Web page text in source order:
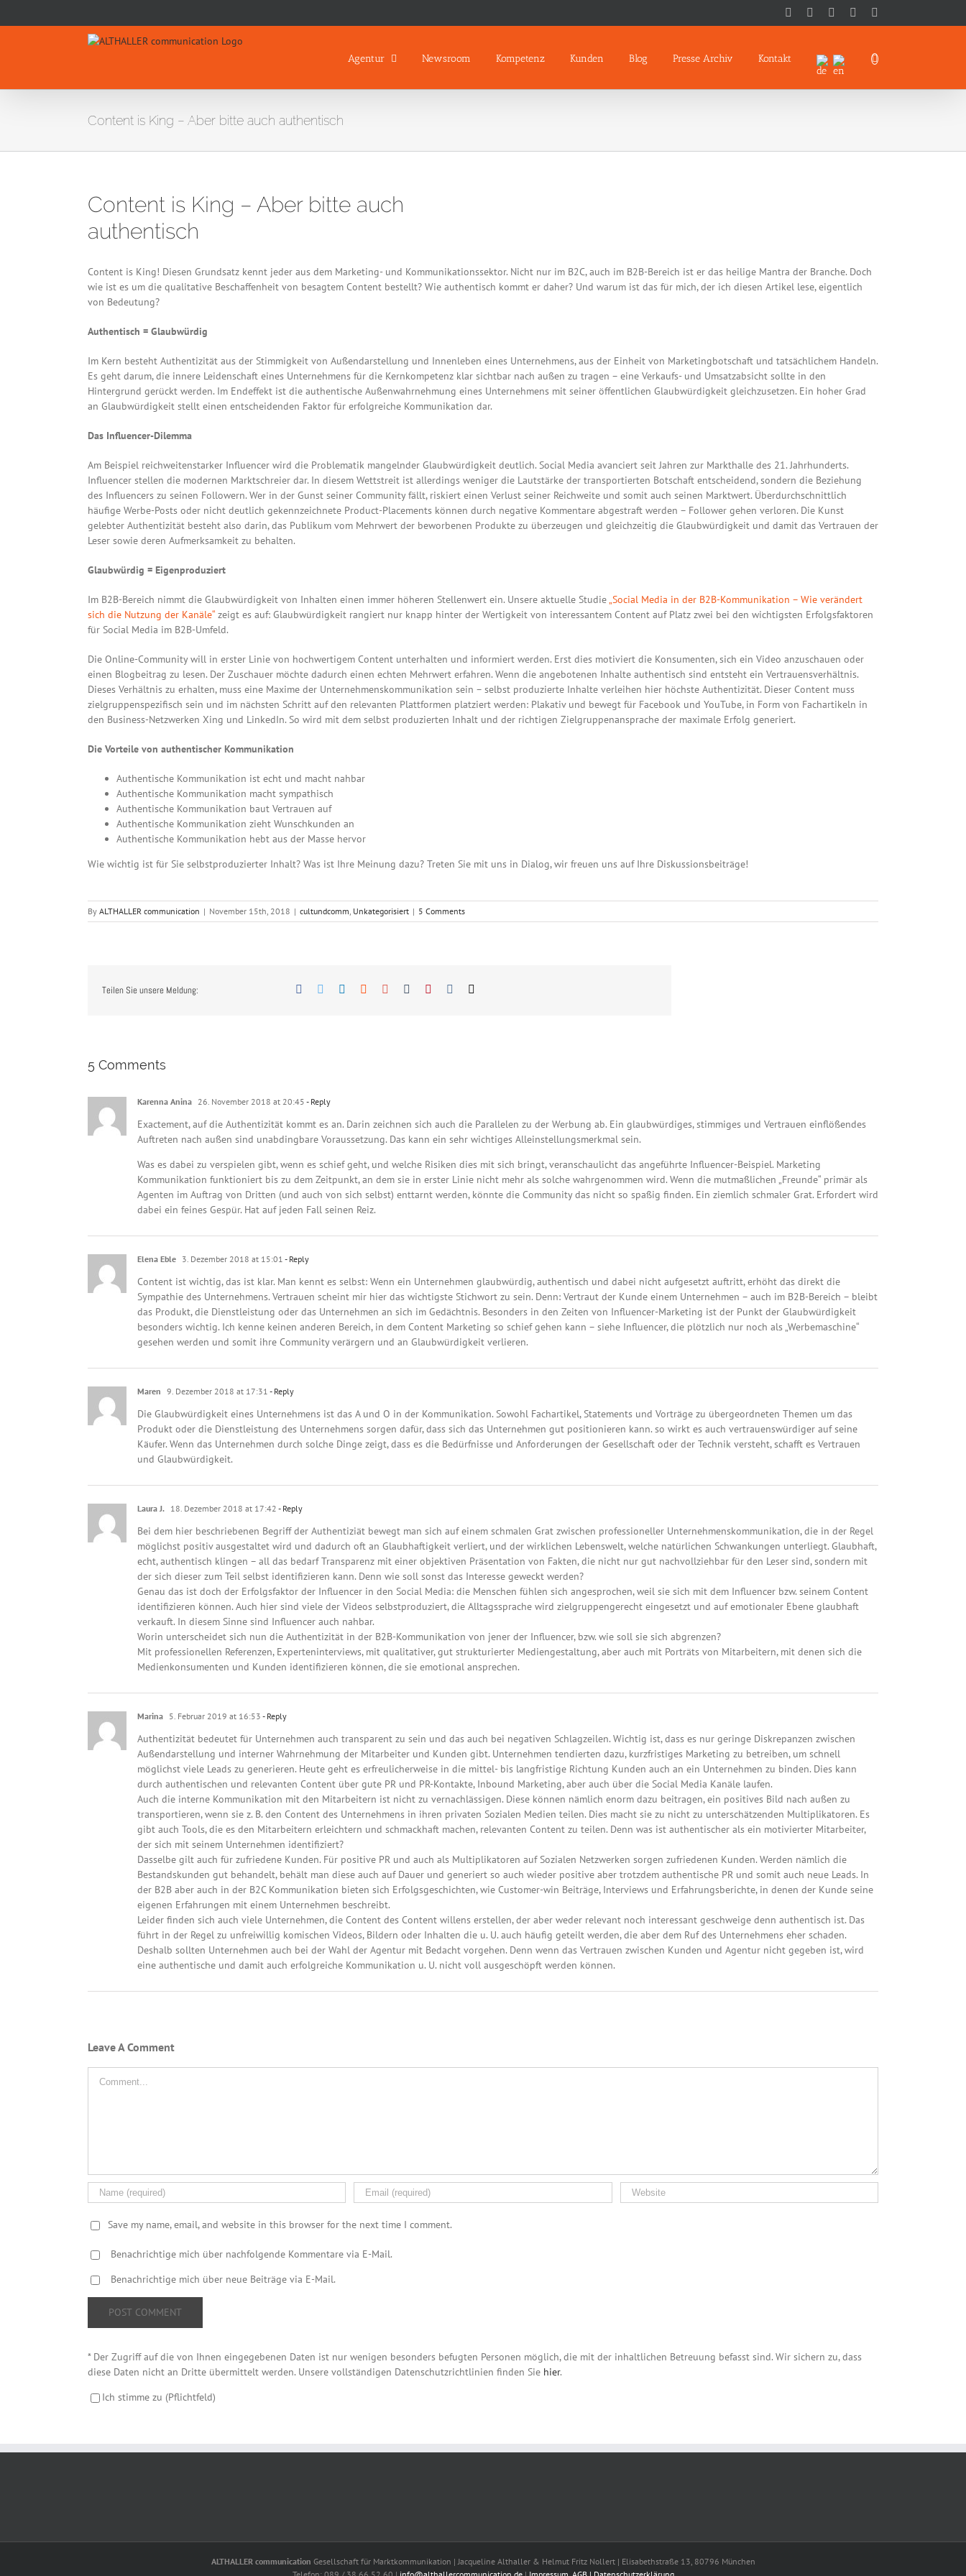
Facebook
TwitterXing LinkedIn
Agentur Newsroom Kompetenz Kunden Blog Presse Archiv Kontakt
Content is King – Aber bitte auch authentisch
Content is King – Aber bitte auch
authentisch
Content is King! Diesen Grundsatz kennt jeder aus dem Marketing- und Kommunikationssektor. Nicht nur im B2C, auch im B2B-Bereich ist er das heilige Mantra der Branche. Doch
wie ist es um die qualitative Beschaffenheit von besagtem Content bestellt? Wie authentisch kommt er daher? Und warum ist das für mich, der ich diesen Artikel lese, eigentlich
von Bedeutung?
Authentisch = Glaubwürdig
Im Kern besteht Authentizität aus der Stimmigkeit von Außendarstellung und Innenleben eines Unternehmens, aus der Einheit von Marketingbotschaft und tatsächlichem Handeln.
Es geht darum, die innere Leidenschaft eines Unternehmens für die Kernkompetenz klar sichtbar nach außen zu tragen – eine Verkaufs- und Umsatzabsicht sollte in den
Hintergrund gerückt werden. Im Endeffekt ist die authentische Außenwahrnehmung eines Unternehmens mit seiner öffentlichen Glaubwürdigkeit gleichzusetzen. Ein hoher Grad
an Glaubwürdigkeit stellt einen entscheidenden Faktor für erfolgreiche Kommunikation dar.
Das Influencer-Dilemma
Am Beispiel reichweitenstarker Influencer wird die Problematik mangelnder Glaubwürdigkeit deutlich. Social Media avanciert seit Jahren zur Markthalle des 21. Jahrhunderts.
Influencer stellen die modernen Marktschreier dar. In diesem Wettstreit ist allerdings weniger die Lautstärke der transportierten Botschaft entscheidend, sondern die Beziehung
des Influencers zu seinen Followern. Wer in der Gunst seiner Community fällt, riskiert einen Verlust seiner Reichweite und somit auch seinen Marktwert. Überdurchschnittlich
häufige Werbe-Posts oder nicht deutlich gekennzeichnete Product-Placements können durch negative Kommentare abgestraft werden – Follower gehen verloren. Die Kunst
gelebter Authentizität besteht also darin, das Publikum vom Mehrwert der beworbenen Produkte zu überzeugen und gleichzeitig die Glaubwürdigkeit und damit das Vertrauen der
Leser sowie deren Aufmerksamkeit zu behalten.
Glaubwürdig = Eigenproduziert
Im B2B-Bereich nimmt die Glaubwürdigkeit von Inhalten einen immer höheren Stellenwert ein. Unsere aktuelle Studie„Social Media in der B2B-Kommunikation – Wie verändert
sich die Nutzung der Kanäle“ zeigt es auf: Glaubwürdigkeit rangiert nur knapp hinter der Wertigkeit von interessantem Content auf Platz zwei bei den wichtigsten Erfolgsfaktoren
für Social Media im B2B-Umfeld.
Die Online-Community will in erster Linie von hochwertigem Content unterhalten und informiert werden. Erst dies motiviert die Konsumenten, sich ein Video anzuschauen oder
einen Blogbeitrag zu lesen. Der Zuschauer möchte dadurch einen echten Mehrwert erfahren. Wenn die angebotenen Inhalte authentisch sind entsteht ein Vertrauensverhältnis.
Dieses Verhältnis zu erhalten, muss eine Maxime der Unternehmenskommunikation sein – selbst produzierte Inhalte verleihen hier höchste Authentizität. Dieser Content muss
zielgruppenspezifisch sein und im nächsten Schritt auf den relevanten Plattformen platziert werden: Plakativ und bewegt für Facebook und YouTube, in Form von Fachartikeln in
den Business-Netzwerken Xing und LinkedIn. So wird mit dem selbst produzierten Inhalt und der richtigen Zielgruppenansprache der maximale Erfolg generiert.
Die Vorteile von authentischer Kommunikation
Authentische Kommunikation ist echt und macht nahbar
Authentische Kommunikation macht sympathisch
Authentische Kommunikation baut Vertrauen auf
Authentische Kommunikation zieht Wunschkunden an
Authentische Kommunikation hebt aus der Masse hervor
Wie wichtig ist für Sie selbstproduzierter Inhalt? Was ist Ihre Meinung dazu? Treten Sie mit uns in Dialog, wir freuen uns auf Ihre Diskussionsbeiträge!
By ALTHALLER communication | November 15th, 2018 | cultundcomm, Unkategorisiert | 5 Comments
Teilen Sie unsere Meldung: Facebook
TwitterLinkedin
Reddit Googleplus
TumblrPinterest
5 Comments
Karenna Anina 26. November 2018 at 20:45 - Reply
Exactement, auf die Authentizität kommt es an. Darin zeichnen sich auch die Parallelen zu der Werbung ab. Ein glaubwürdiges, stimmiges und Vertrauen einflößendes
Auftreten nach außen sind unabdingbare Voraussetzung. Das kann ein sehr wichtiges Alleinstellungsmerkmal sein.
Was es dabei zu verspielen gibt, wenn es schief geht, und welche Risiken dies mit sich bringt, veranschaulicht das angeführte Influencer-Beispiel. Marketing
Kommunikation funktioniert bis zu dem Zeitpunkt, an dem sie in erster Linie nicht mehr als solche wahrgenommen wird. Wenn die mutmaßlichen „Freunde“ primär als
Agenten im Auftrag von Dritten (und auch von sich selbst) enttarnt werden, könnte die Community das nicht so spaßig finden. Ein ziemlich schmaler Grat. Erfordert wird
dabei ein feines Gespür. Hat auf jeden Fall seinen Reiz.
Elena Eble 3. Dezember 2018 at 15:01 - Reply
Content ist wichtig, das ist klar. Man kennt es selbst: Wenn ein Unternehmen glaubwürdig, authentisch und dabei nicht aufgesetzt auftritt, erhöht das direkt die
Sympathie des Unternehmens. Vertrauen scheint mir hier das wichtigste Stichwort zu sein. Denn: Vertraut der Kunde einem Unternehmen – auch im B2B-Bereich – bleibt
das Produkt, die Dienstleistung oder das Unternehmen an sich im Gedächtnis. Besonders in den Zeiten von Influencer-Marketing ist der Punkt der Glaubwürdigkeit
besonders wichtig. Ich kenne keinen anderen Bereich, in dem Content Marketing so schief gehen kann – siehe Influencer, die plötzlich nur noch als „Werbemaschine“
gesehen werden und somit ihre Community verärgern und an Glaubwürdigkeit verlieren.
Maren 9. Dezember 2018 at 17:31 - Reply
Die Glaubwürdigkeit eines Unternehmens ist das A und O in der Kommunikation. Sowohl Fachartikel, Statements und Vorträge zu übergeordneten Themen um das
Produkt oder die Dienstleistung des Unternehmens sorgen dafür, dass sich das Unternehmen gut positionieren kann. so wirkt es auch vertrauenswürdiger auf seine
Käufer. Wenn das Unternehmen durch solche Dinge zeigt, dass es die Bedürfnisse und Anforderungen der Gesellschaft oder der Technik versteht, schafft es Vertrauen
und Glaubwürdigkeit.
Laura J. 18. Dezember 2018 at 17:42 - Reply
Bei dem hier beschriebenen Begriff der Authentiziät bewegt man sich auf einem schmalen Grat zwischen professioneller Unternehmenskommunikation, die in der Regel
möglichst positiv ausgestaltet wird und dadurch oft an Glaubhaftigkeit verliert, und der wirklichen Lebenswelt, welche natürlichen Schwankungen unterliegt. Glaubhaft,
echt, authentisch klingen – all das bedarf Transparenz mit einer objektiven Präsentation von Fakten, die nicht nur gut nachvollziehbar für den Leser sind, sondern mit
der sich dieser zum Teil selbst identifizieren kann. Denn wie soll sonst das Interesse geweckt werden?
Genau das ist doch der Erfolgsfaktor der Influencer in den Social Media: die Menschen fühlen sich angesprochen, weil sie sich mit dem Influencer bzw. seinem Content
identifizieren können. Auch hier sind viele der Videos selbstproduziert, die Alltagssprache wird zielgruppengerecht eingesetzt und auf emotionaler Ebene glaubhaft
verkauft. In diesem Sinne sind Influencer auch nahbar.
Worin unterscheidet sich nun die Authentizität in der B2B-Kommunikation von jener der Influencer, bzw. wie soll sie sich abgrenzen?
Mit professionellen Referenzen, Experteninterviews, mit qualitativer, gut strukturierter Mediengestaltung, aber auch mit Porträts von Mitarbeitern, mit denen sich die
Medienkonsumenten und Kunden identifizieren können, die sie emotional ansprechen.
Marina 5. Februar 2019 at 16:53 - Reply
Authentizität bedeutet für Unternehmen auch transparent zu sein und das auch bei negativen Schlagzeilen. Wichtig ist, dass es nur geringe Diskrepanzen zwischen
Außendarstellung und interner Wahrnehmung der Mitarbeiter und Kunden gibt. Unternehmen tendierten dazu, kurzfristiges Marketing zu betreiben, um schnell
möglichst viele Leads zu generieren. Heute geht es erfreulicherweise in die mittel- bis langfristige Richtung Kunden auch an ein Unternehmen zu binden. Dies kann
durch authentischen und relevanten Content über gute PR und PR-Kontakte, Inbound Marketing, aber auch über die Social Media Kanäle laufen.
Auch die interne Kommunikation mit den Mitarbeitern ist nicht zu vernachlässigen. Diese können nämlich enorm dazu beitragen, ein positives Bild nach außen zu
transportieren, wenn sie z. B. den Content des Unternehmens in ihren privaten Sozialen Medien teilen. Dies macht sie zu nicht zu unterschätzenden Multiplikatoren. Es
gibt auch Tools, die es den Mitarbeitern erleichtern und schmackhaft machen, relevanten Content zu teilen. Denn was ist authentischer als ein motivierter Mitarbeiter,
der sich mit seinem Unternehmen identifiziert?
Dasselbe gilt auch für zufriedene Kunden. Für positive PR und auch als Multiplikatoren auf Sozialen Netzwerken sorgen zufriedenen Kunden. Werden nämlich die
Bestandskunden gut behandelt, behält man diese auch auf Dauer und generiert so auch wieder positive aber trotzdem authentische PR und somit auch neue Leads. In
der B2B aber auch in der B2C Kommunikation bieten sich Erfolgsgeschichten, wie Customer-win Beiträge, Interviews und Erfahrungsberichte, in denen der Kunde seine
eigenen Erfahrungen mit einem Unternehmen beschreibt.
Leider finden sich auch viele Unternehmen, die Content des Content willens erstellen, der aber weder relevant noch interessant geschweige denn authentisch ist. Das
führt in der Regel zu unfreiwillig komischen Videos, Bildern oder Inhalten die u. U. auch häufig geteilt werden, die aber dem Ruf des Unternehmens eher schaden.
Deshalb sollten Unternehmen auch bei der Wahl der Agentur mit Bedacht vorgehen. Denn wenn das Vertrauen zwischen Kunden und Agentur nicht gegeben ist, wird
eine authentische und damit auch erfolgreiche Kommunikation u. U. nicht voll ausgeschöpft werden können.
Leave A Comment
Save my name, email, and website in this browser for the next time I comment.
Benachrichtige mich über nachfolgende Kommentare via E-Mail.
Benachrichtige mich über neue Beiträge via E-Mail.
* Der Zugriff auf die von Ihnen eingegebenen Daten ist nur wenigen besonders befugten Personen möglich, die mit der inhaltlichen Betreuung befasst sind. Wir sichern zu, dass
diese Daten nicht an Dritte übermittelt werden. Unsere vollständigen Datenschutzrichtlinien finden Sie hier.
Ich stimme zu (Pflichtfeld)
ALTHALLER communication Gesellschaft für Marktkommunikation | Jacqueline Althaller & Helmut Fritz Nollert | Elisabethstraße 13, 80796 München